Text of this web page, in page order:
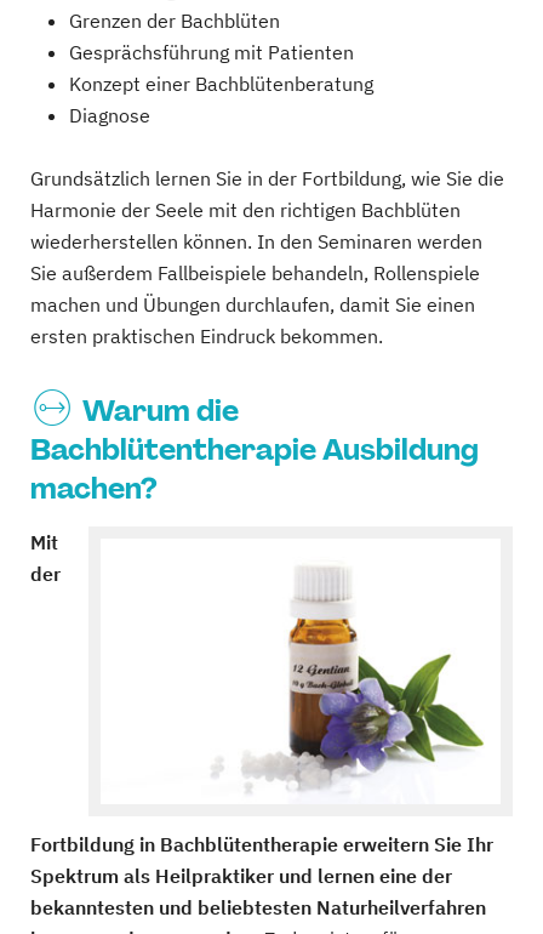
Grenzen der Bachblüten
Gesprächsführung mit Patienten
Konzept einer Bachblütenberatung
Diagnose
Grundsätzlich lernen Sie in der Fortbildung, wie Sie die
Harmonie der Seele mit den richtigen Bachblüten
wiederherstellen können. In den Seminaren werden
Sie außerdem Fallbeispiele behandeln, Rollenspiele
machen und Übungen durchlaufen, damit Sie einen
ersten praktischen Eindruck bekommen.
Warum die
Bachblütentherapie Ausbildung
machen?
Mit
der
Fortbildung in Bachblütentherapie erweitern Sie Ihr
Spektrum als Heilpraktiker und lernen eine der
bekanntesten und beliebtesten Naturheilverfahren